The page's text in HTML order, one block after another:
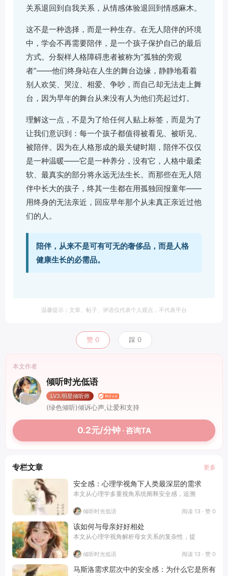
关系退回到自我关系，从情感体验退回到情感麻木。
这不是一种选择，而是一种生存。在无人陪伴的环境
中，学会不再需要陪伴，是一个孩子保护自己的最后
方式。分裂样人格障碍患者被称为“孤独的旁观
者”——他们终身站在人生的舞台边缘，静静地看着
别人欢笑、哭泣、相爱、争吵，而自己却无法走上舞
台，因为早年的舞台从来没有人为他们亮起过灯。
理解这一点，不是为了给任何人贴上标签，而是为了
让我们意识到：每一个孩子都值得被看见、被听见、
被陪伴。因为在人格形成的最关键时期，陪伴不仅仅
是一种温暖——它是一种养分，没有它，人格中最柔
软、最真实的部分将永远无法生长。而那些在无人陪
伴中长大的孩子，终其一生都在用孤独回报童年——
用终身的无法亲近，回应早年那个从未真正亲近过他
们的人。
陪伴，从来不是可有可无的奢侈品，而是人格
健康生长的必需品。
温馨提示：文章、帖子、评语仅代表个人观点，不代表平台
赞 0 踩 0
本文作者
倾听时光低语
LV3.明星倾听师
(绿色倾听)倾诉心声,让爱和支持
0.2元/分钟· 咨询TA
专栏文章 更多
安全感：心理学视角下人类最深层的需求
本文从心理学多重视角系统阐释安全感，追溯
倾听时光低语 阅读 13 · 赞 0
该如何与母亲好好相处
本文从心理学视角解析母女关系的复杂性，提
倾听时光低语 阅读 13 · 赞 0
马斯洛需求层次中的安全感：为什么它是所有